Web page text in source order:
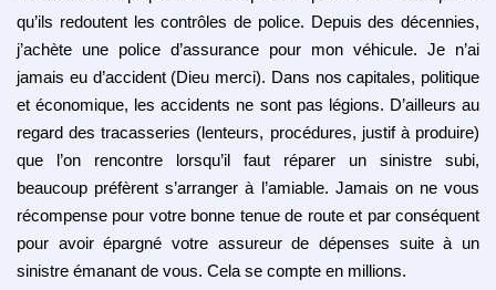
qu’ils redoutent les contrôles de police. Depuis des décennies,
j’achète une police d’assurance pour mon véhicule. Je n’ai
jamais eu d’accident (Dieu merci). Dans nos capitales, politique
et économique, les accidents ne sont pas légions. D’ailleurs au
regard des tracasseries (lenteurs, procédures, justif à produire)
que l’on rencontre lorsqu’il faut réparer un sinistre subi,
beaucoup préfèrent s’arranger à l’amiable. Jamais on ne vous
récompense pour votre bonne tenue de route et par conséquent
pour avoir épargné votre assureur de dépenses suite à un
sinistre émanant de vous. Cela se compte en millions.